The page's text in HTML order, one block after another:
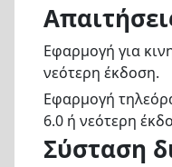
Εφαρμογή για
νεότερη έκδοση.
Εφαρμογή
6.0 ή νεότερη
Σύσταση